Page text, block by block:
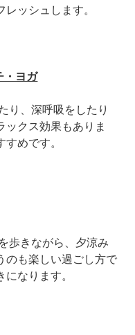
ッシュします。
・ヨガ
り、深呼吸をしたり
ックス効果もありま
めです。
歩きながら、夕涼み
のも楽しい過ごし方で
なります。